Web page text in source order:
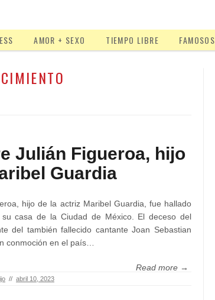
AMOR + SEXO TIEMPO LIBRE FAMOSOS
Julián Figueroa, hijo
Guardia
hijo de la actriz Maribel Guardia, fue hallado
casa de la Ciudad de México. El deceso del
del también fallecido cantante Joan Sebastian
conmoción en el país…
Read more →
// abril 10, 2023